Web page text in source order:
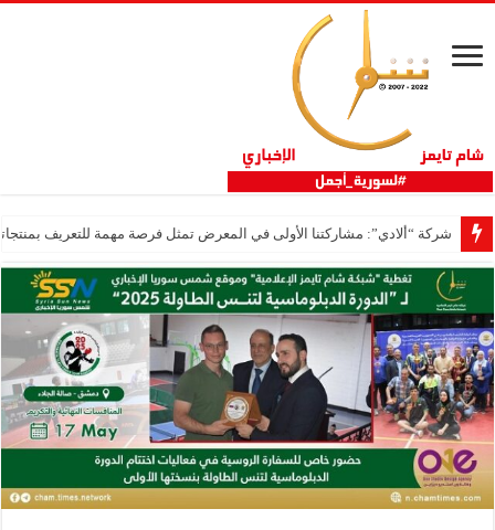
شركة “ألادي”: مشاركتنا الأولى في المعرض تمثل فرصة مهمة للتعريف